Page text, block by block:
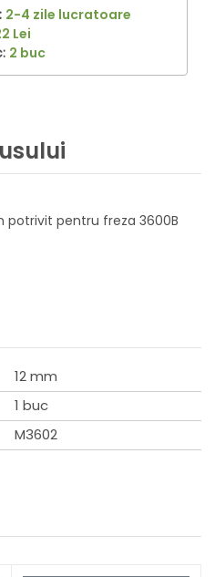
2-4 zile lucratoare
Lei
2 buc
potrivit pentru freza 3600B
12 mm
1 buc
M3602